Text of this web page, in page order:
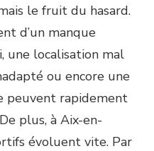
le fruit du hasard.
d’un manque
une localisation mal
ou encore une
peuvent rapidement
plus, à Aix-en-
évoluent vite. Par